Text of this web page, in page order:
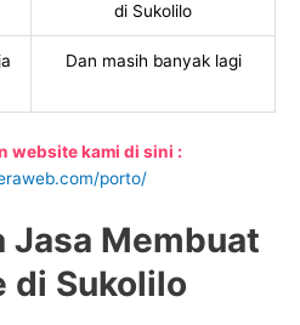
di Sukolilo
Dan masih banyak lagi
website kami di sini :
porto/
Jasa Membuat
di Sukolilo